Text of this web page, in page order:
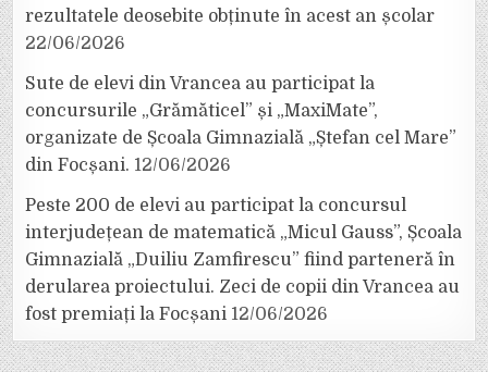
rezultatele deosebite obținute în acest an școlar
22/06/2026
Sute de elevi din Vrancea au participat la
concursurile „Grămăticel” și „MaxiMate”,
organizate de Școala Gimnazială „Ștefan cel Mare”
din Focșani. 12/06/2026
Peste 200 de elevi au participat la concursul
interjudețean de matematică „Micul Gauss”, Școala
Gimnazială „Duiliu Zamfirescu” fiind parteneră în
derularea proiectului. Zeci de copii din Vrancea au
fost premiați la Focșani 12/06/2026